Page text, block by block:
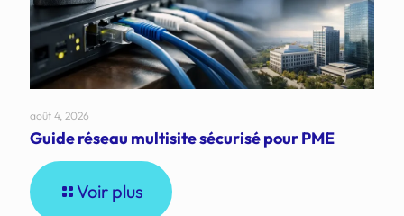
août 4, 2026
Guide réseau multisite sécurisé pour PME
Voir plus